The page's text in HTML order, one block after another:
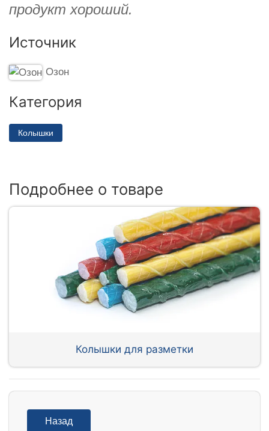
продукт хороший.
Источник
Озон
Категория
Колышки
Подробнее о товаре
Колышки для разметки
Назад